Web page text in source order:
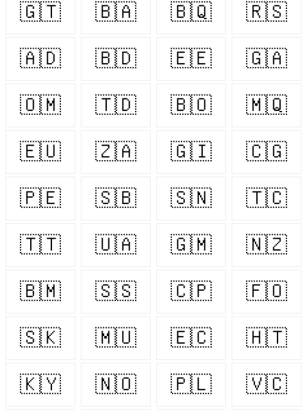
🇬🇹 🇧🇦 🇧🇶 🇷🇸
🇦🇩 🇧🇩 🇪🇪 🇬🇦
🇴🇲 🇹🇩 🇧🇴 🇲🇶
🇪🇺 🇿🇦 🇬🇮 🇨🇬
🇵🇪 🇸🇧 🇸🇳 🇹🇨
🇹🇹 🇺🇦 🇬🇲 🇳🇿
🇧🇲 🇸🇸 🇨🇵 🇫🇴
🇸🇰 🇲🇺 🇪🇨 🇭🇹
🇰🇾 🇳🇴 🇵🇱 🇻🇨